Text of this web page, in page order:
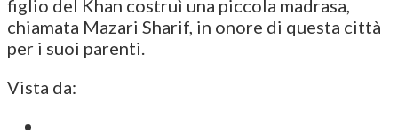
figlio del Khan costruì una piccola madrasa,
chiamata Mazari Sharif, in onore di questa città
per i suoi parenti.
Vista da: